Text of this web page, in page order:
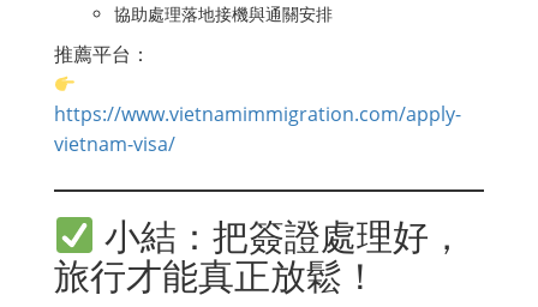
協助處理落地接機與通關安排
推薦平台：
https://www.vietnamimmigration.com/apply-
vietnam-visa/
小結：把簽證處理好，
旅行才能真正放鬆！